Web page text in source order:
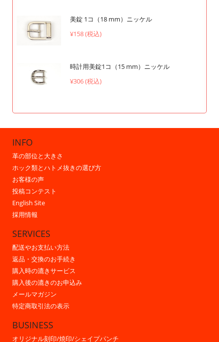
美錠 1コ（18 mm）ニッケル
¥158 (税込)
時計用美錠1コ（15 mm）ニッケル
¥306 (税込)
INFO
革の部位と大きさ
ホック類とハトメ抜きの選び方
お客様の声
投稿コンテスト
English Site
採用情報
SERVICES
配送やお支払い方法
返品・交換のお手続き
購入時の漉きサービス
購入後の漉きのお申込み
メールマガジン
特定商取引法の表示
BUSINESS
オリジナル刻印/焼印/シェイプパンチ